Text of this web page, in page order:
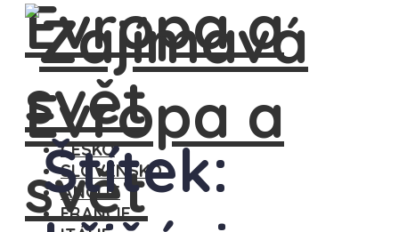
ČESKO
SLOVENSKO
ANGLIE
FRANCIE
Štítek: